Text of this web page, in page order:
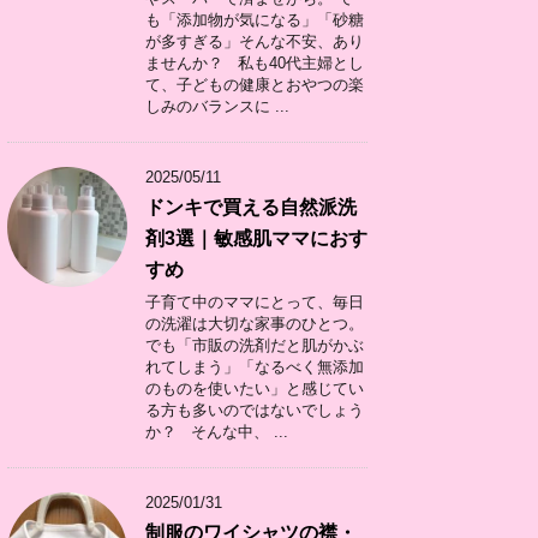
も「添加物が気になる」「砂糖
が多すぎる」そんな不安、あり
ませんか？ 私も40代主婦とし
て、子どもの健康とおやつの楽
しみのバランスに ...
2025/05/11
ドンキで買える自然派洗
剤3選｜敏感肌ママにおす
すめ
子育て中のママにとって、毎日
の洗濯は大切な家事のひとつ。
でも「市販の洗剤だと肌がかぶ
れてしまう」「なるべく無添加
のものを使いたい」と感じてい
る方も多いのではないでしょう
か？ そんな中、 ...
2025/01/31
制服のワイシャツの襟・